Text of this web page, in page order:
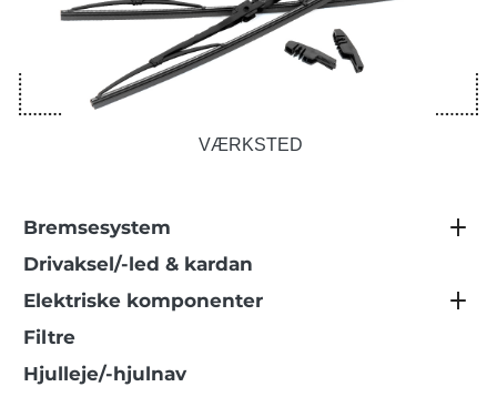
VÆRKSTED
Bremsesystem
Drivaksel/-led & kardan
Elektriske komponenter
Filtre
Hjulleje/-hjulnav